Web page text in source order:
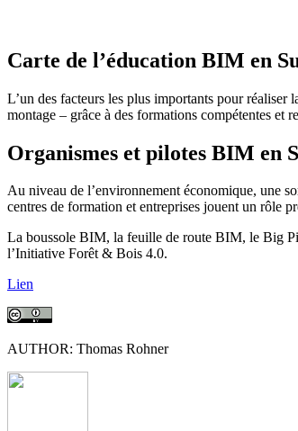
Carte de l’éducation BIM en
L’un des facteurs les plus importants pour
montage – grâce à des formations compétentes et
Organismes et pilotes BIM en
Au niveau de l’environnement économique, une
centres de formation et entreprises jouent un rôle
La boussole BIM, la feuille de route BIM, le Big
l’Initiative Forêt & Bois 4.0.
Lien
AUTHOR: Thomas Rohner